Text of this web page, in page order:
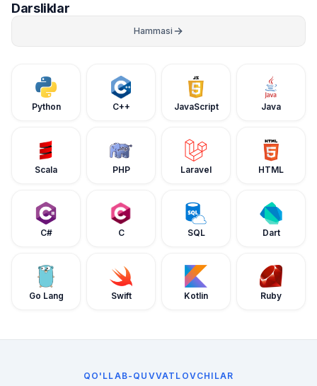
Darsliklar
Hammasi
Python C++ JavaScript Java
Scala PHP Laravel HTML
C# C SQL Dart
Go Lang Swift Kotlin Ruby
QO'LLAB-QUVVATLOVCHILAR